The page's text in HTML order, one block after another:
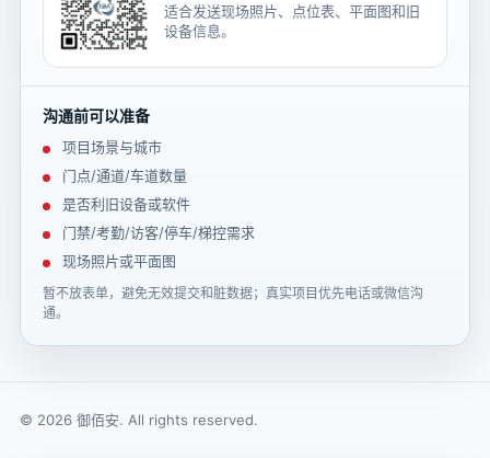
适合发送现场照片、点位表、平面图和旧
设备信息。
沟通前可以准备
项目场景与城市
门点/通道/车道数量
是否利旧设备或软件
门禁/考勤/访客/停车/梯控需求
现场照片或平面图
暂不放表单，避免无效提交和脏数据；真实项目优先电话或微信沟
通。
© 2026 御佰安. All rights reserved.